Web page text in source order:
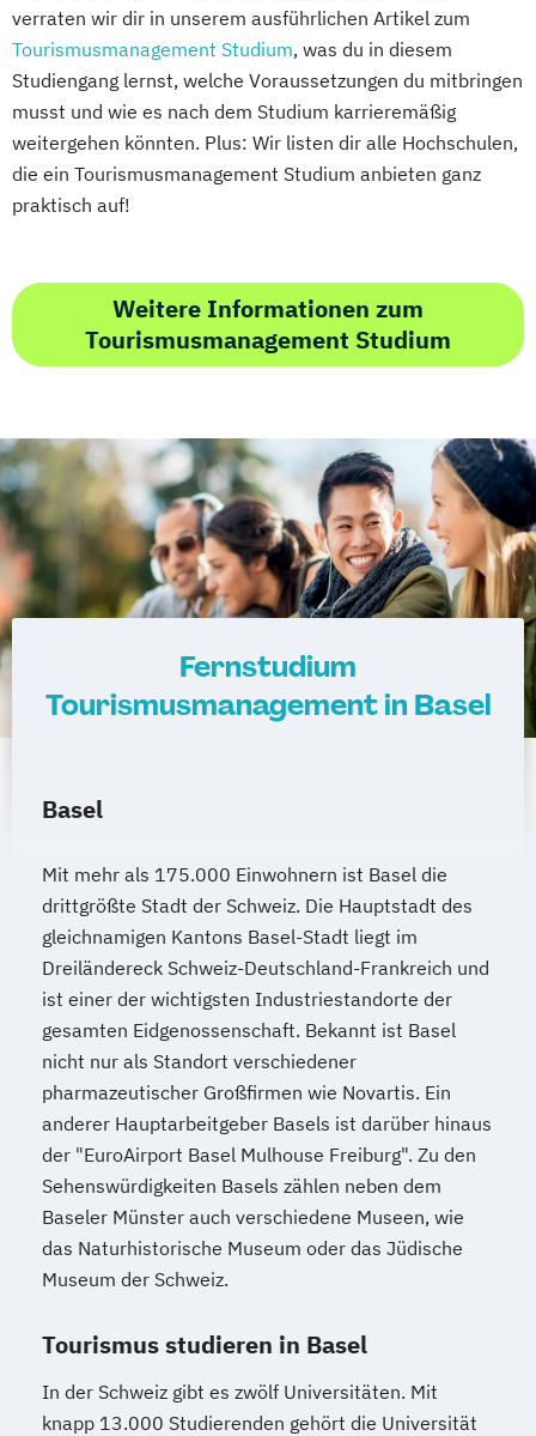
verraten wir dir in unserem ausführlichen Artikel zum
Tourismusmanagement Studium, was du in diesem
Studiengang lernst, welche Voraussetzungen du mitbringen
musst und wie es nach dem Studium karrieremäßig
weitergehen könnten. Plus: Wir listen dir alle Hochschulen,
die ein Tourismusmanagement Studium anbieten ganz
praktisch auf!
Weitere Informationen zum
Tourismusmanagement Studium
Fernstudium
Tourismusmanagement in Basel
Basel
Mit mehr als 175.000 Einwohnern ist Basel die
drittgrößte Stadt der Schweiz. Die Hauptstadt des
gleichnamigen Kantons Basel-Stadt liegt im
Dreiländereck Schweiz-Deutschland-Frankreich und
ist einer der wichtigsten Industriestandorte der
gesamten Eidgenossenschaft. Bekannt ist Basel
nicht nur als Standort verschiedener
pharmazeutischer Großfirmen wie Novartis. Ein
anderer Hauptarbeitgeber Basels ist darüber hinaus
der "EuroAirport Basel Mulhouse Freiburg". Zu den
Sehenswürdigkeiten Basels zählen neben dem
Baseler Münster auch verschiedene Museen, wie
das Naturhistorische Museum oder das Jüdische
Museum der Schweiz.
Tourismus studieren in Basel
In der Schweiz gibt es zwölf Universitäten. Mit
knapp 13.000 Studierenden gehört die Universität